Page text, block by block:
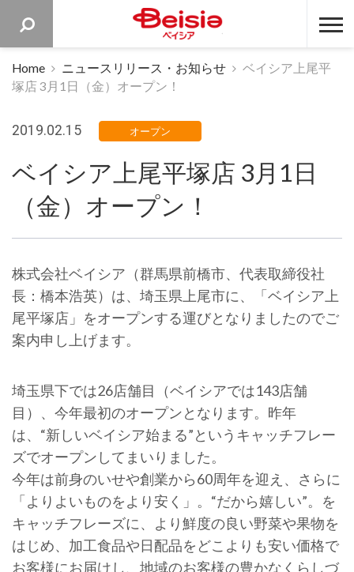
ベイシア
Home ニュースリリース・お知らせ
ベイシア上尾平
塚店 3月1日（金）オープン！
2019.02.15 オープン
ベイシア上尾平塚店 3月1日
（金）オープン！
株式会社ベイシア（群馬県前橋市、代表取締役社
長：橋本浩英）は、埼玉県上尾市に、「ベイシア上
尾平塚店」をオープンする運びとなりましたのでご
案内申し上げます。
埼玉県下では26店舗目（ベイシアでは143店舗
目）、今年最初のオープンとなります。昨年
は、“新しいベイシア始まる”というキャッチフレー
ズでオープンしてまいりました。
今年は前身のいせや創業から60周年を迎え、さらに
「よりよいものをより安く」。“だから嬉しい”。を
キャッチフレーズに、より鮮度の良い野菜や果物を
はじめ、加工食品や日配品をどこよりも安い価格で
お客様にお届けし、地域のお客様の豊かなくらしづ